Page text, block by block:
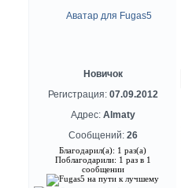
Новичок
Регистрация: 07.09.2012
Адрес: Almaty
Сообщений: 26
Благодарил(а): 1 раз(а)
Поблагодарили: 1 раз в 1
сообщении